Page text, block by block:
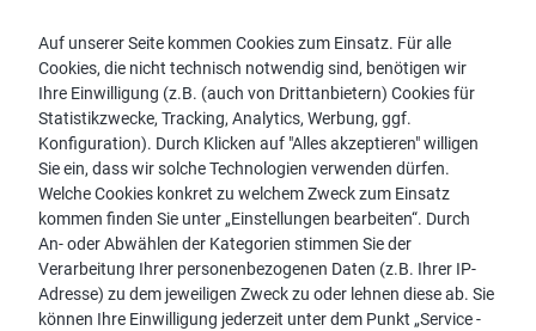
Auf unserer Seite kommen Cookies zum Einsatz. Für alle
Cookies, die nicht technisch notwendig sind, benötigen wir
Ihre Einwilligung (z.B. (auch von Drittanbietern) Cookies für
Statistikzwecke, Tracking, Analytics, Werbung, ggf.
Konfiguration). Durch Klicken auf "Alles akzeptieren" willigen
Sie ein, dass wir solche Technologien verwenden dürfen.
Welche Cookies konkret zu welchem Zweck zum Einsatz
kommen finden Sie unter „Einstellungen bearbeiten“. Durch
An- oder Abwählen der Kategorien stimmen Sie der
Verarbeitung Ihrer personenbezogenen Daten (z.B. Ihrer IP-
Adresse) zu dem jeweiligen Zweck zu oder lehnen diese ab. Sie
können Ihre Einwilligung jederzeit unter dem Punkt „Service -
Vertriebspartnersuche
Kontakt zu proWIN
Service-FAQ
Hinweis:
Aus Gründen der leichteren Lesbarkeit wird die männliche
Sprachform bei personenbezogenen Substantiven und